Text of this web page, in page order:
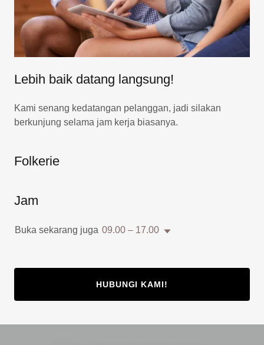
Lebih baik datang langsung!
Kami senang kedatangan pelanggan, jadi silakan
berkunjung selama jam kerja biasanya.
Folkerie
Jam
Buka sekarang juga 09.00 – 17.00
HUBUNGI KAMI!